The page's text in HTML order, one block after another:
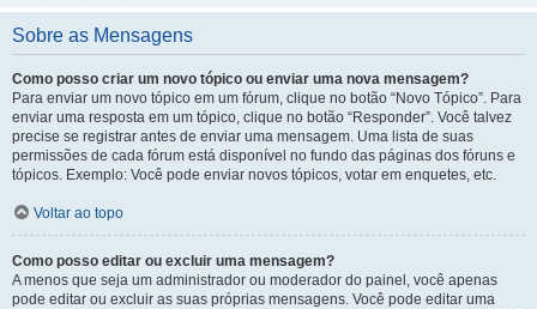
Sobre as Mensagens
Como posso criar um novo tópico ou enviar uma nova mensagem?
Para enviar um novo tópico em um fórum, clique no botão “Novo Tópico”. Para
enviar uma resposta em um tópico, clique no botão “Responder”. Você talvez
precise se registrar antes de enviar uma mensagem. Uma lista de suas
permissões de cada fórum está disponível no fundo das páginas dos fóruns e
tópicos. Exemplo: Você pode enviar novos tópicos, votar em enquetes, etc.
Voltar ao topo
Como posso editar ou excluir uma mensagem?
A menos que seja um administrador ou moderador do painel, você apenas
pode editar ou excluir as suas próprias mensagens. Você pode editar uma